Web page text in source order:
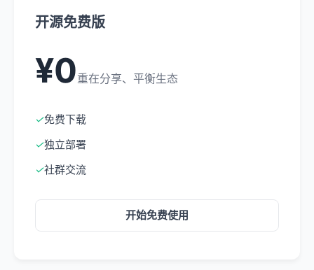
开源免费版
¥0重在分享、平衡生态
✓免费下载
✓独立部署
✓社群交流
开始免费使用